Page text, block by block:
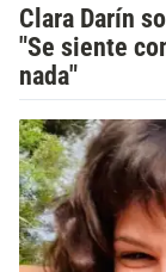
Clara Darín
"Se siente
nada"